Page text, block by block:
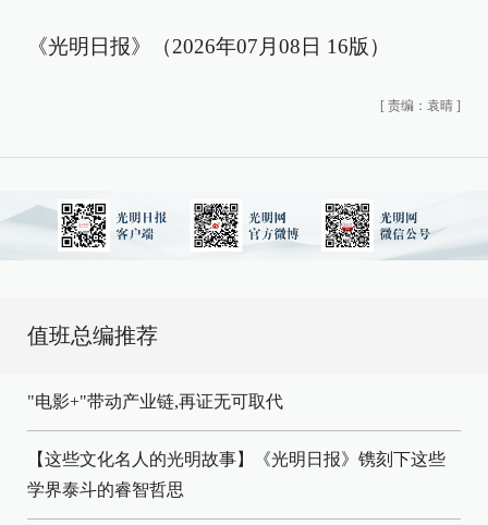
《光明日报》（2026年07月08日 16版）
[ 责编：袁晴 ]
值班总编推荐
"电影+"带动产业链,再证无可取代
【这些文化名人的光明故事】《光明日报》镌刻下这些
学界泰斗的睿智哲思